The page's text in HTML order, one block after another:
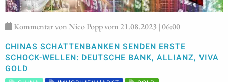
Kommentar von Nico Popp vom 21.08.2023 | 06:00
CHINAS SCHATTENBANKEN SENDEN ERSTE
SCHOCK-WELLEN: DEUTSCHE BANK, ALLIANZ, VIVA
GOLD